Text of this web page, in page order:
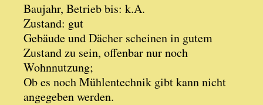
Baujahr, Betrieb bis: k.A.
Zustand: gut
Gebäude und Dächer scheinen in gutem
Zustand zu sein, offenbar nur noch
Wohnnutzung;
Ob es noch Mühlentechnik gibt kann nicht
angegeben werden.